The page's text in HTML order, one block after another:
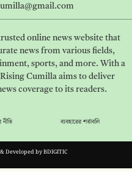
trusted online news website that
news from various fields,
sports, and more. With a
Cumilla aims to deliver
coverage to its readers.
ব্যবহারের শর্তাবলি
& Developed byBDIGITIC